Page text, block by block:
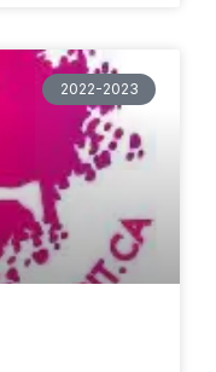
2022-2023